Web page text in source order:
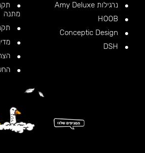
נרגילות Amy Deluxe
מתנה